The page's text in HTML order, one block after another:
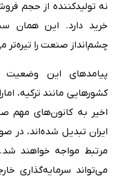
نه تولیدکننده از حجم
خرید دارد. این همان
چشم‌انداز صنعت را تیره‌تر
پیامدهای این
کشورهایی مانند ترکیه،
اخیر به کانون‌های مهم
ایران تبدیل شده‌اند، در
مرتبط مواجه خواهند
می‌تواند سرمایه‌گذاری